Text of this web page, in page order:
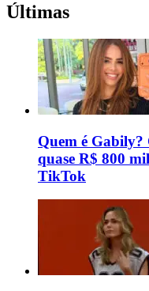
Últimas
Quem é
quase R$ 800
TikTok